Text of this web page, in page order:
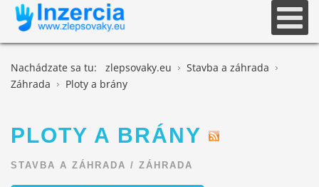
Nachádzate sa tu: zlepsovaky.eu
Stavba a záhrada
Záhrada
Ploty a brány
PLOTY A BRÁNY
STAVBA A ZÁHRADA / ZÁHRADA